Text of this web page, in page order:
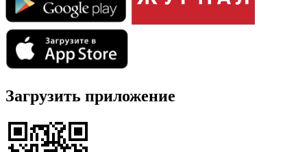
Загрузить приложение